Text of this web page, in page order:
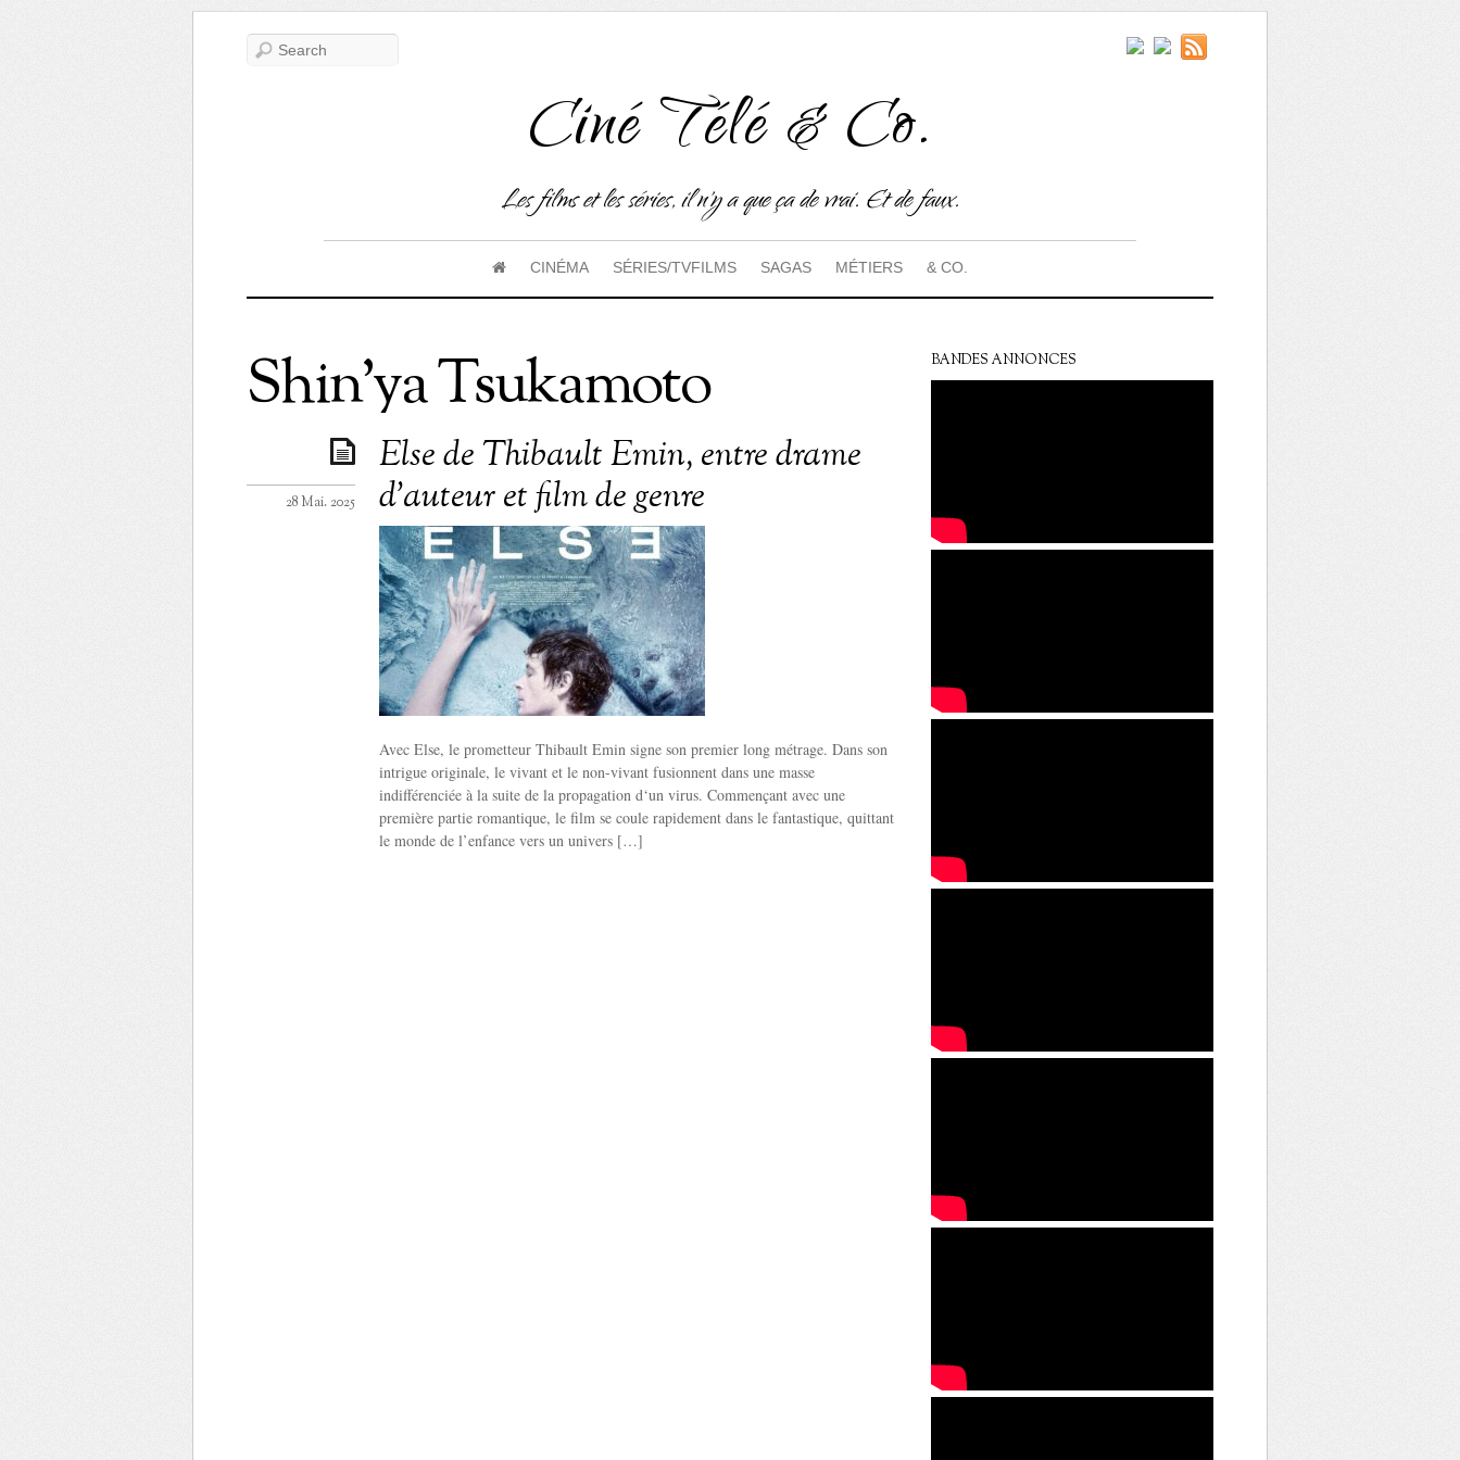
Ciné Télé & Co.
Les films et les séries, il n'y a que ça de vrai. Et de faux.
CINÉMA SÉRIES/TVFILMS SAGAS MÉTIERS & CO.
Shin’ya Tsukamoto
Else de Thibault Emin, entre drame
d’auteur et film de genre
28 Mai. 2025
Avec Else, le prometteur Thibault Emin signe son premier long métrage. Dans son
intrigue originale, le vivant et le non-vivant fusionnent dans une masse
indifférenciée à la suite de la propagation d‘un virus. Commençant avec une
première partie romantique, le film se coule rapidement dans le fantastique, quittant
le monde de l’enfance vers un univers […]
BANDES ANNONCES